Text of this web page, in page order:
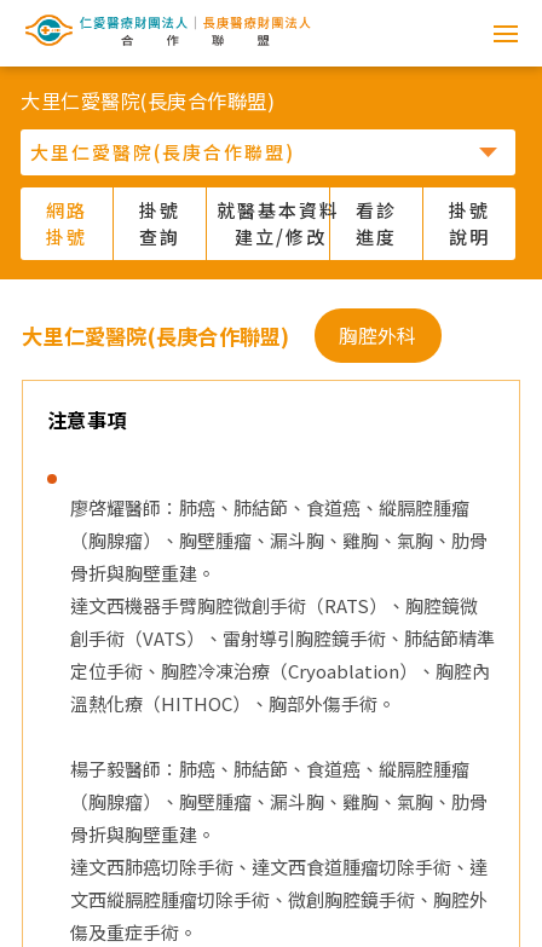
網
路
掛
號
系
統
-
仁
愛
大里仁愛醫院(長庚合作聯盟)
網路
掛號
掛號
查詢
就醫基本資料
建立/修改
看診
進度
掛號
說明
大里仁愛醫院(長庚合作聯盟) 胸腔外科
注意事項
廖啓耀醫師：肺癌、肺結節、食道癌、縱膈腔腫瘤
（胸腺瘤）、胸壁腫瘤、漏斗胸、雞胸、氣胸、肋骨
骨折與胸壁重建。
達文西機器手臂胸腔微創手術（RATS）、胸腔鏡微
創手術（VATS）、雷射導引胸腔鏡手術、肺結節精準
定位手術、胸腔冷凍治療（Cryoablation）、胸腔內
溫熱化療（HITHOC）、胸部外傷手術。
楊子毅醫師：肺癌、肺結節、食道癌、縱膈腔腫瘤
（胸腺瘤）、胸壁腫瘤、漏斗胸、雞胸、氣胸、肋骨
骨折與胸壁重建。
達文西肺癌切除手術、達文西食道腫瘤切除手術、達
文西縱膈腔腫瘤切除手術、微創胸腔鏡手術、胸腔外
傷及重症手術。